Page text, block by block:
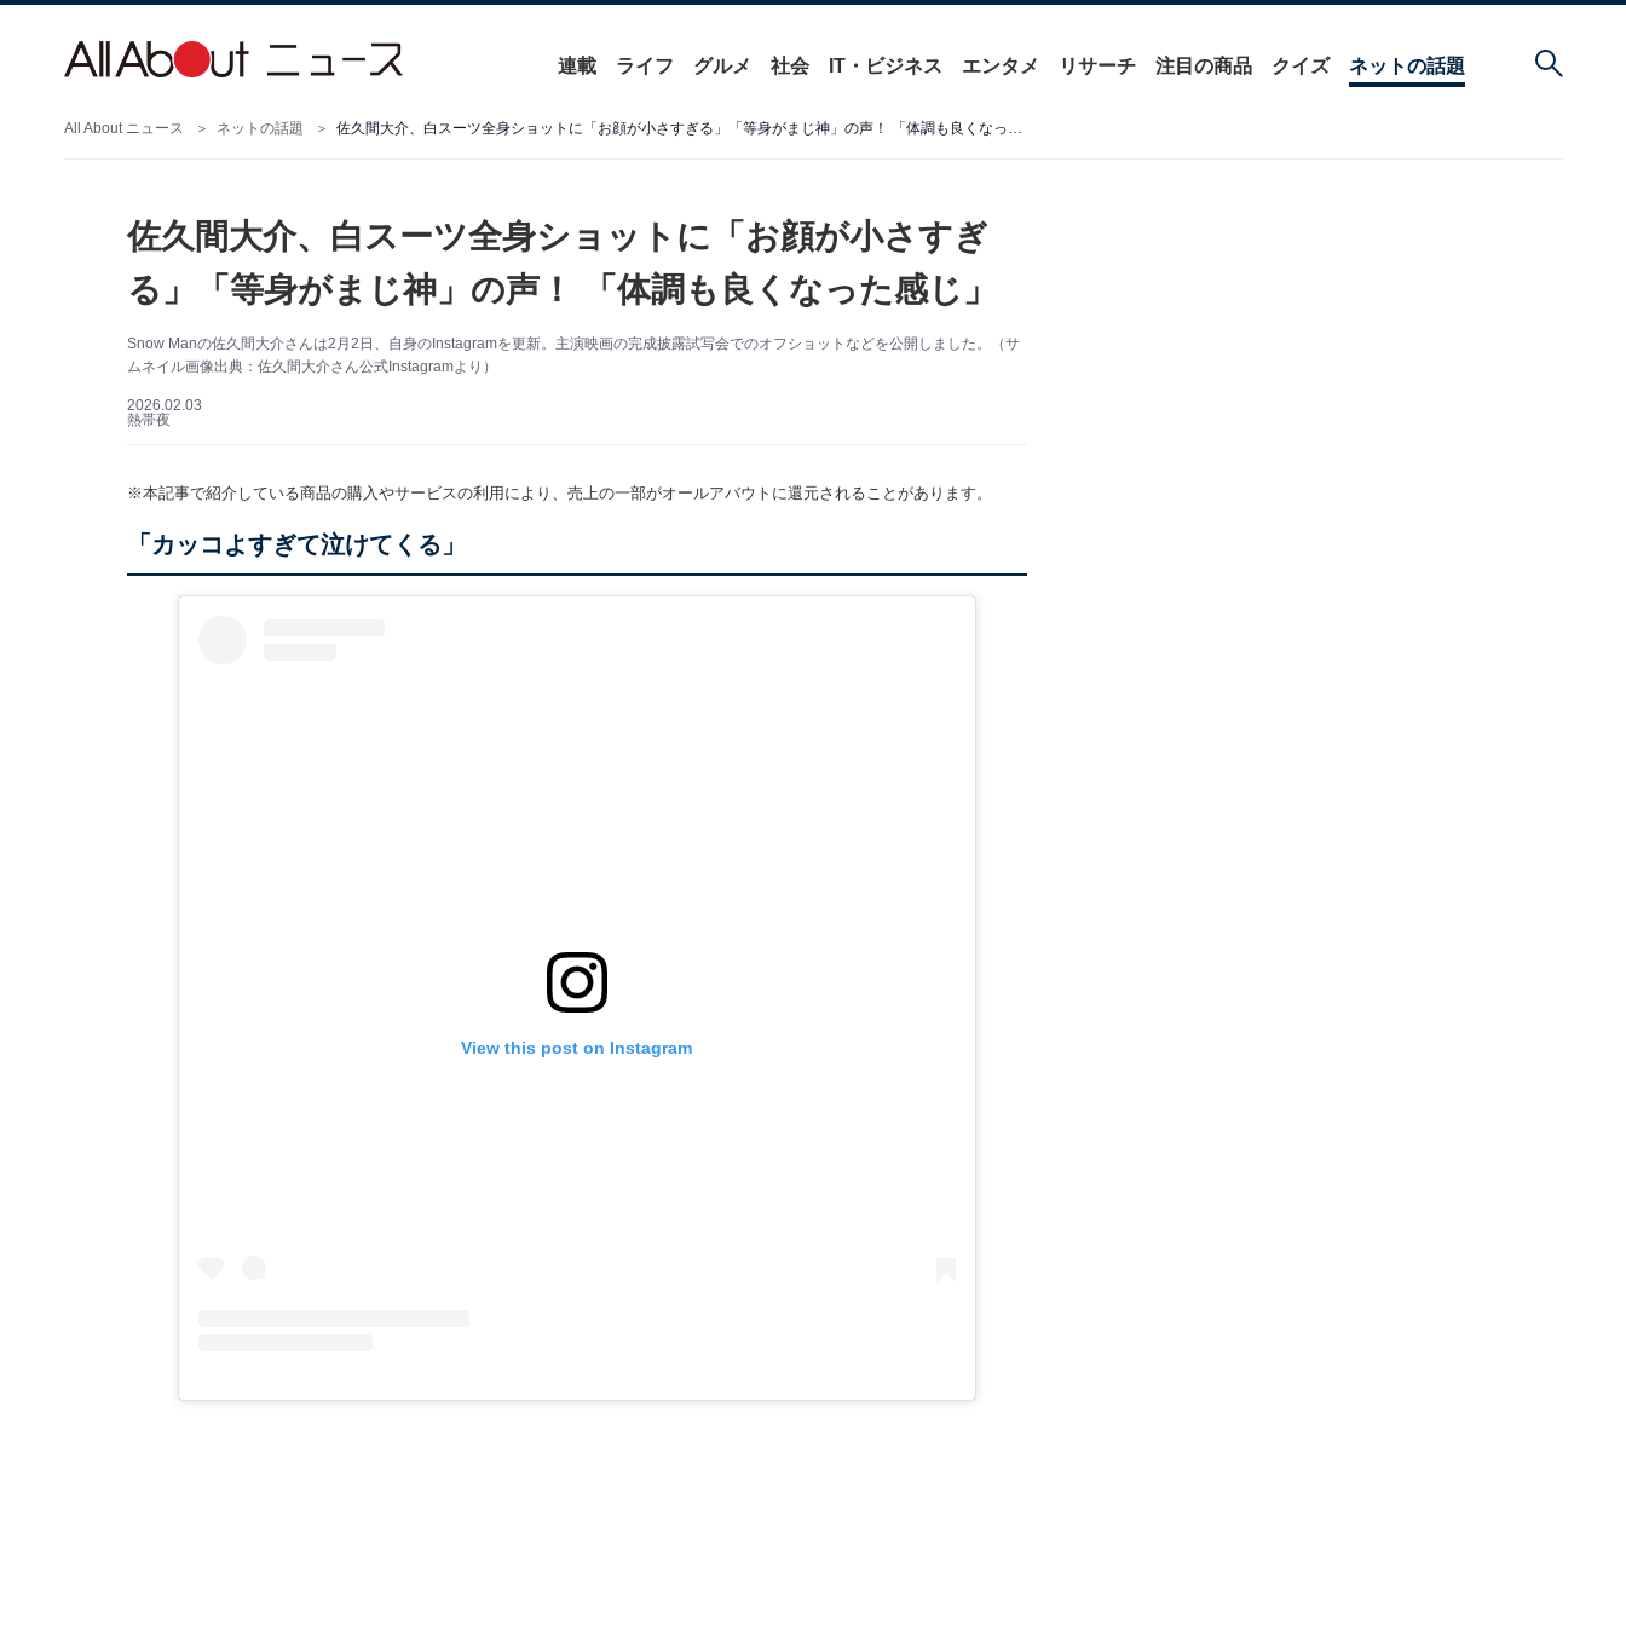
連載 ライフ グルメ 社会 IT・ビジネス エンタメ リサーチ 注目の商品 クイズ ネットの話題
All About ニュース ネットの話題 佐久間大介、白スーツ全身ショットに「お顔が小さすぎる」「等身がまじ神」の声！ 「体調も良くなった感じ」
佐久間大介、白スーツ全身ショットに「お顔が小さすぎ
る」「等身がまじ神」の声！ 「体調も良くなった感じ」
Snow Manの佐久間大介さんは2月2日、自身のInstagramを更新。主演映画の完成披露試写会でのオフショットなどを公開しました。（サ
ムネイル画像出典：佐久間大介さん公式Instagramより）
2026.02.03
熱帯夜
※本記事で紹介している商品の購入やサービスの利用により、売上の一部がオールアバウトに還元されることがあります。
「カッコよすぎて泣けてくる」
View this post on Instagram